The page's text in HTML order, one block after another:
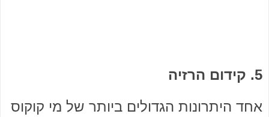
5. קידום הרזיה
אחד היתרונות הגדולים ביותר של מי קוקוס